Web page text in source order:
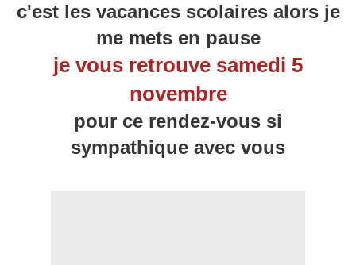
c'est les vacances scolaires alors je
me mets en pause
je vous retrouve samedi 5
novembre
pour ce rendez-vous si
sympathique avec vous